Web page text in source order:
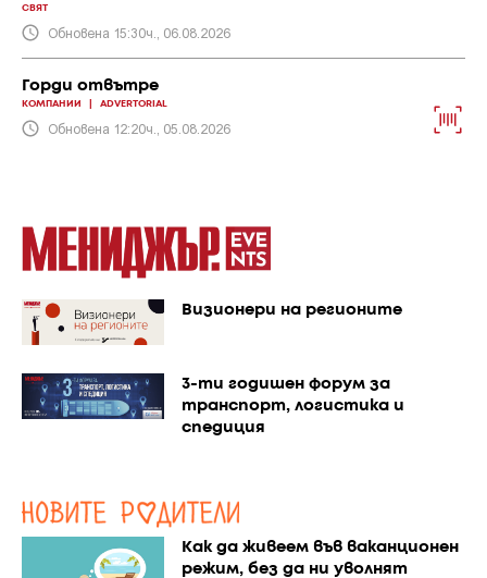
СВЯТ
Обновена 15:30ч., 06.08.2026
Горди отвътре
КОМПАНИИ ADVERTORIAL
Обновена 12:20ч., 05.08.2026
Визионери на регионите
3-ти годишен форум за
транспорт, логистика и
спедиция
Как да живеем във ваканционен
режим, без да ни уволнят